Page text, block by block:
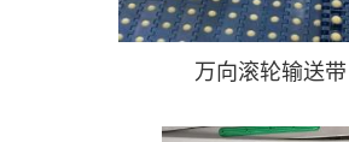
万向滚轮输送带